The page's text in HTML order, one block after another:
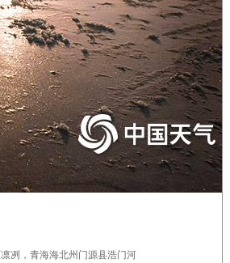
冽，青海海北州门源县浩门河